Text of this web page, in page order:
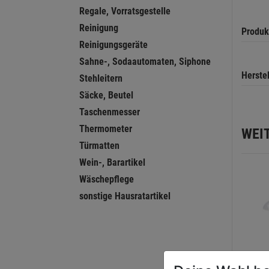
Regale, Vorratsgestelle
Reinigung
Reinigungsgeräte
Sahne-, Sodaautomaten, Siphone
Stehleitern
Säcke, Beutel
Taschenmesser
Thermometer
Türmatten
Wein-, Barartikel
Wäschepflege
sonstige Hausratartikel